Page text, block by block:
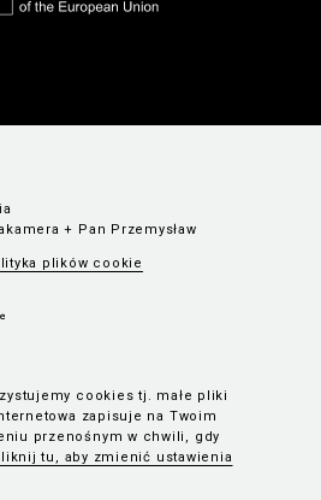
+ Pan Przemysław
plików cookie
cookies tj. małe pliki
zapisuje na Twoim
przenośnym w chwili, gdy
tu, aby zmienić ustawienia